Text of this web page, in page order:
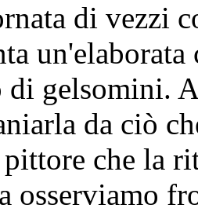
di vezzi
di gelsomini.
da ciò
che la
osserviamo